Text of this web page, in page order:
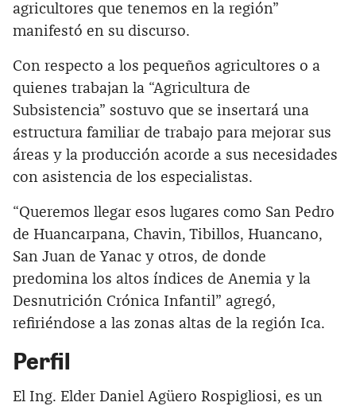
agricultores que tenemos en la región”
manifestó en su discurso.
Con respecto a los pequeños agricultores o a
quienes trabajan la “Agricultura de
Subsistencia” sostuvo que se insertará una
estructura familiar de trabajo para mejorar sus
áreas y la producción acorde a sus necesidades
con asistencia de los especialistas.
“Queremos llegar esos lugares como San Pedro
de Huancarpana, Chavin, Tibillos, Huancano,
San Juan de Yanac y otros, de donde
predomina los altos índices de Anemia y la
Desnutrición Crónica Infantil” agregó,
refiriéndose a las zonas altas de la región Ica.
Perfil
El Ing. Elder Daniel Agüero Rospigliosi, es un